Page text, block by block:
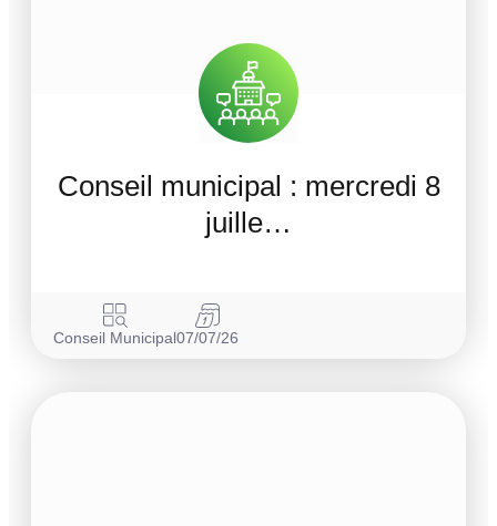
Conseil municipal : mercredi 8
juille…
Conseil Municipal07/07/26